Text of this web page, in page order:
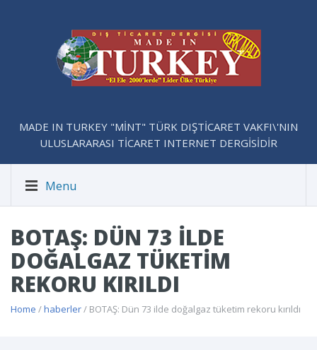
MADE IN TURKEY "MİNT" TÜRK DIŞTİCARET VAKFI\'NIN
ULUSLARARASI TİCARET INTERNET DERGİSİDİR
Menu
BOTAŞ: DÜN 73 ILDE
DOĞALGAZ TÜKETIM
REKORU KIRILDI
Home /haberler/ BOTAŞ: Dün 73 ilde doğalgaz tüketim rekoru kırıldı